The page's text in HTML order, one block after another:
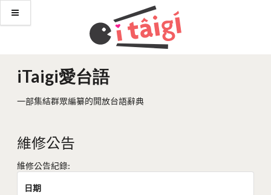
iTaigi愛台語
一部集結群眾編纂的開放台語辭典
維修公告
維修公告紀錄:
日期